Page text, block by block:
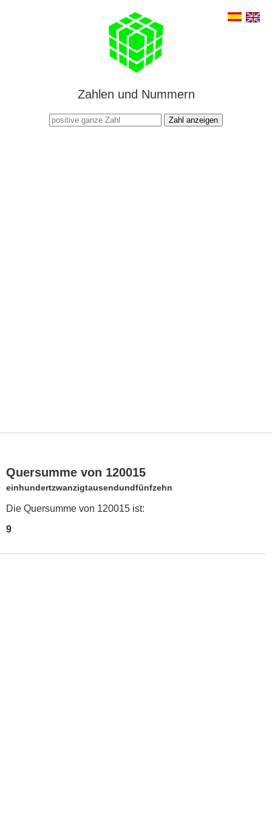
Zahlen und Nummern
Zahl anzeigen
Quersumme von 120015
einhundertzwanzigtausendundfünfzehn
Die Quersumme von 120015 ist:
9